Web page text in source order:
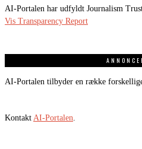
AI-Portalen har udfyldt Journalism
Vis Transparency Report
AI-Portalen tilbyder en række
Kontakt AI-Portalen